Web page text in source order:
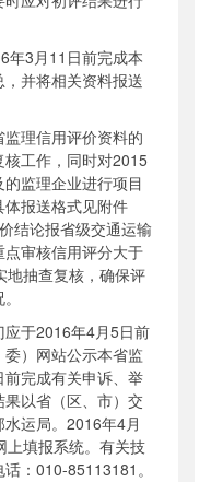
年3月 11 日前完成本
并将相关资料报送
监理信用评价资料的
工作，同时对2015
监理企业进行项目
报送格式见附件
结论报省级交通运输
审核信用评分大于
地抽查复核，确保评
应于2016年4月5日前
）网站公示本省监
前完成有关申诉、举
以省（区、市）交
运局。 2016年4月
上填报系统。有关技
： 010-85113181 。